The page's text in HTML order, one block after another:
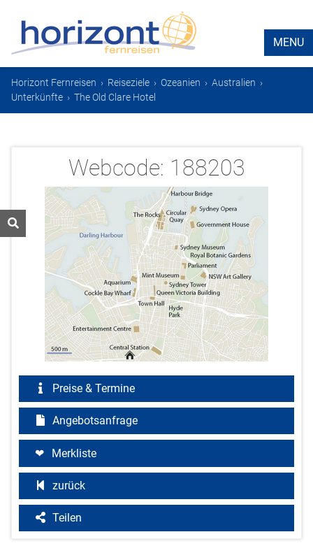
MENU
Horizont Fernreisen › Reiseziele › Ozeanien › Australien ›
Unterkünfte › The Old Clare Hotel
Webcode: 188203
Preise & Termine
Angebotsanfrage
Merkliste
zurück
Teilen